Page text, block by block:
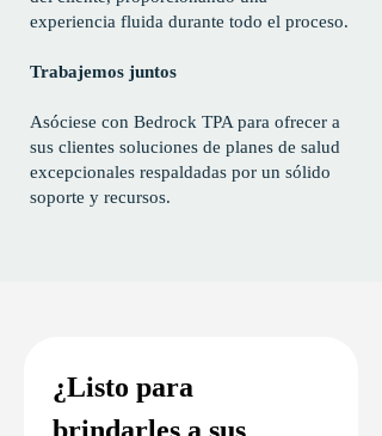
experiencia fluida durante todo el proceso.
Trabajemos juntos
Asóciese con Bedrock TPA para ofrecer a
sus clientes soluciones de planes de salud
excepcionales respaldadas por un sólido
soporte y recursos.
¿Listo para